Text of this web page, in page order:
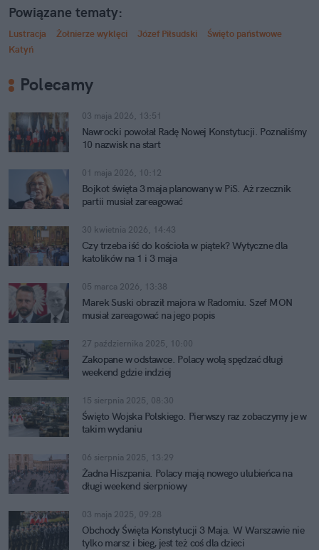
Powiązane tematy:
Lustracja Żołnierze wyklęci Józef Piłsudski
Święto państwowe
Katyń
Polecamy
03 maja 2026, 13:51
Nawrocki powołał Radę Nowej Konstytucji. Poznaliśmy
10 nazwisk na start
01 maja 2026, 10:12
Bojkot święta 3 maja planowany w PiS. Aż rzecznik
partii musiał zareagować
30 kwietnia 2026, 14:43
Czy trzeba iść do kościoła w piątek? Wytyczne dla
katolików na 1 i 3 maja
05 marca 2026, 13:38
Marek Suski obraził majora w Radomiu. Szef MON
musiał zareagować na jego popis
27 października 2025, 10:00
Zakopane w odstawce. Polacy wolą spędzać długi
weekend gdzie indziej
15 sierpnia 2025, 08:30
Święto Wojska Polskiego. Pierwszy raz zobaczymy je w
takim wydaniu
06 sierpnia 2025, 13:29
Żadna Hiszpania. Polacy mają nowego ulubieńca na
długi weekend sierpniowy
03 maja 2025, 09:28
Obchody Święta Konstytucji 3 Maja. W Warszawie nie
tylko marsz i bieg, jest też coś dla dzieci